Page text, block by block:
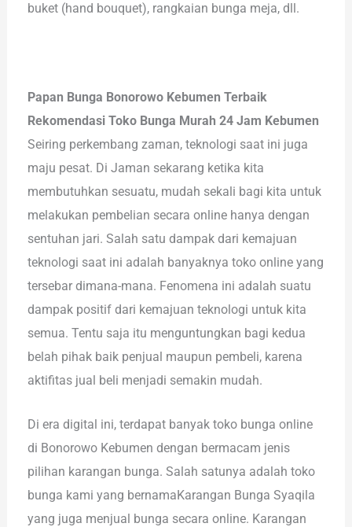
buket (hand bouquet), rangkaian bunga meja, dll.
Papan Bunga Bonorowo Kebumen Terbaik
Rekomendasi Toko Bunga Murah 24 Jam Kebumen
Seiring perkembang zaman, teknologi saat ini juga
maju pesat. Di Jaman sekarang ketika kita
membutuhkan sesuatu, mudah sekali bagi kita untuk
melakukan pembelian secara online hanya dengan
sentuhan jari. Salah satu dampak dari kemajuan
teknologi saat ini adalah banyaknya toko online yang
tersebar dimana-mana. Fenomena ini adalah suatu
dampak positif dari kemajuan teknologi untuk kita
semua. Tentu saja itu menguntungkan bagi kedua
belah pihak baik penjual maupun pembeli, karena
aktifitas jual beli menjadi semakin mudah.
Di era digital ini, terdapat banyak toko bunga online
di Bonorowo Kebumen dengan bermacam jenis
pilihan karangan bunga. Salah satunya adalah toko
bunga kami yang bernamaKarangan Bunga Syaqila
yang juga menjual bunga secara online. Karangan